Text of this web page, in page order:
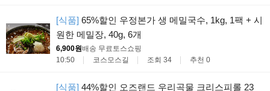
[식품] 65%할인 우정본가 생 메밀국수, 1kg, 1팩 + 시
원한 메밀장, 40g, 6개
6,900원배송 무료토스쇼핑
10:50
코스모스길 조회 34 추천 0
[식품] 44%할인 오즈랜드 우리곡물 크리스피롤 23